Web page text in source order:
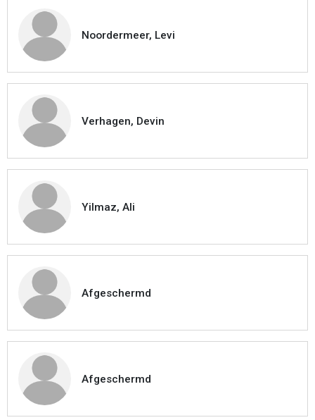
Noordermeer, Levi
Verhagen, Devin
Yilmaz, Ali
Afgeschermd
Afgeschermd